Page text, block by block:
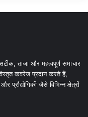
ताजा और महत्वपूर्ण समाचार
कवरेज प्रदान करते हैं,
प्रौद्योगिकी जैसे विभिन्न क्षेत्रों